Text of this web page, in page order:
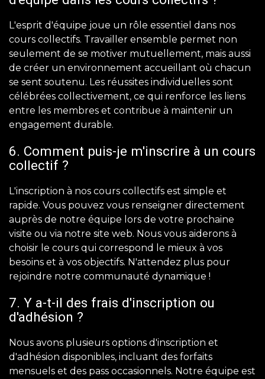
L'esprit d'équipe joue un rôle essentiel dans nos
cours collectifs. Travailler ensemble permet non
seulement de se motiver mutuellement, mais aussi
de créer un environnement accueillant où chacun
se sent soutenu. Les réussites individuelles sont
célébrées collectivement, ce qui renforce les liens
entre les membres et contribue à maintenir un
engagement durable.
6. Comment puis-je m'inscrire à un cours
collectif ?
L'inscription à nos cours collectifs est simple et
rapide. Vous pouvez vous renseigner directement
auprès de notre équipe lors de votre prochaine
visite ou via notre site web. Nous vous aiderons à
choisir le cours qui correspond le mieux à vos
besoins et à vos objectifs. N'attendez plus pour
rejoindre notre communauté dynamique !
7. Y a-t-il des frais d'inscription ou
d'adhésion ?
Nous avons plusieurs options d'inscription et
d'adhésion disponibles, incluant des forfaits
mensuels et des pass occasionnels. Notre équipe est